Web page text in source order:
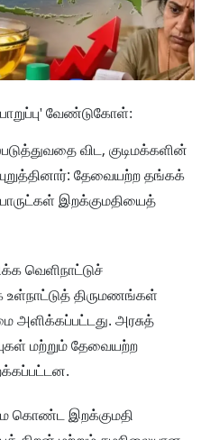
வேண்டுகோள்:
விட, குடிமக்களின்
தேவையற்ற தங்கக்
இறக்குமதியைத்
வெளிநாட்டுச்
உள்நாட்டுத் திருமணங்கள்
அளிக்கப்பட்டது. அரசுத்
மற்றும் தேவையற்ற
கொண்ட இறக்குமதி